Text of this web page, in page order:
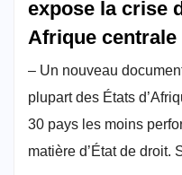
expose la crise
Afrique centrale
– Un nouveau
plupart des États
30 pays les moins
matière d’État de droit.